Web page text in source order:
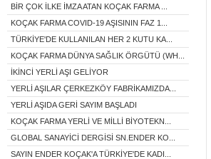
BİR ÇOK İLKE İMZA ATAN KOÇAK FARMA ...
KOÇAK FARMA COVID-19 AŞISININ FAZ 1...
TÜRKİYE'DE KULLANILAN HER 2 KUTU KA...
KOÇAK FARMA DÜNYA SAĞLIK ÖRGÜTÜ (WH...
İKİNCİ YERLİ AŞI GELİYOR
YERLİ AŞILAR ÇERKEZKÖY FABRİKAMIZDA...
YERLİ AŞIDA GERİ SAYIM BAŞLADI
KOÇAK FARMA YERLİ VE MİLLİ BİYOTEKN...
GLOBAL SANAYİCİ DERGİSİ SN.ENDER KO...
SAYIN ENDER KOÇAK'A TÜRKİYE'DE KADI...